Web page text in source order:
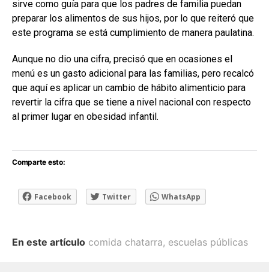
sirve como guía para que los padres de familia puedan
preparar los alimentos de sus hijos, por lo que reiteró que
este programa se está cumplimiento de manera paulatina.
Aunque no dio una cifra, precisó que en ocasiones el
menú es un gasto adicional para las familias, pero recalcó
que aquí es aplicar un cambio de hábito alimenticio para
revertir la cifra que se tiene a nivel nacional con respecto
al primer lugar en obesidad infantil.
Comparte esto:
Facebook Twitter WhatsApp
En este artículo comida chatarra, escuelas públicas